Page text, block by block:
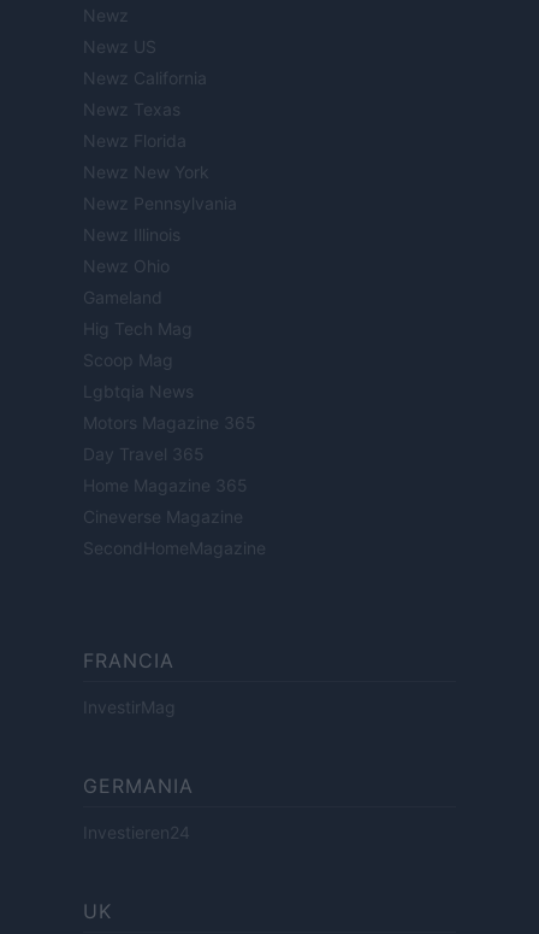
Newz
Newz US
Newz California
Newz Texas
Newz Florida
Newz New York
Newz Pennsylvania
Newz Illinois
Newz Ohio
Gameland
Hig Tech Mag
Scoop Mag
Lgbtqia News
Motors Magazine 365
Day Travel 365
Home Magazine 365
Cineverse Magazine
SecondHomeMagazine
FRANCIA
InvestirMag
GERMANIA
Investieren24
UK